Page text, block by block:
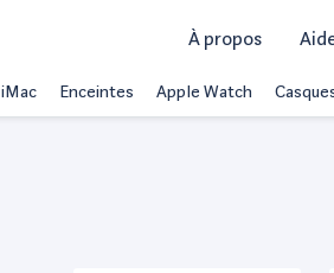
À propos
iMac Enceintes Apple Watch